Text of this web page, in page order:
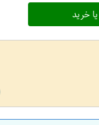
خرید